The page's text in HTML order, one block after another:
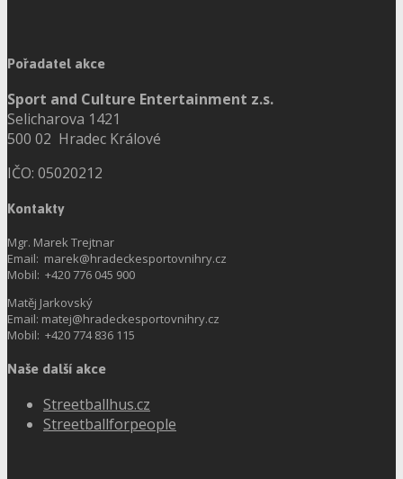
Pořadatel akce
Sport and Culture Entertainment z.s.
Selicharova 1421
500 02 Hradec Králové
IČO: 05020212
Kontakty
Mgr. Marek Trejtnar
Email: marek@hradeckesportovnihry.cz
Mobil: +420 776 045 900
Matěj Jarkovský
Email: matej@hradeckesportovnihry.cz
Mobil: +420 774 836 115
Naše další akce
Streetballhus.cz
Streetballforpeople